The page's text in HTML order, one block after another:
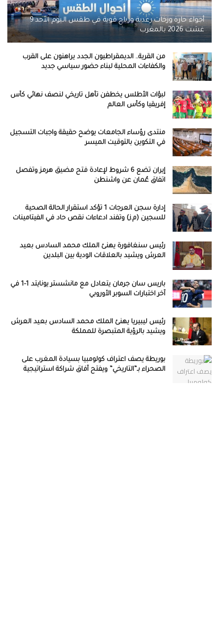
أجواء حارة وزخات رعدية ورياح قوية في طقس اليوم الأحد 9
غشت 2026 بالمغرب
من القرية.. الديمقراطيون الجدد يراهنون على القرب
والكفاءات المحلية لبناء حضور سياسي جديد
لبؤات الأطلس يخطفن تأهل تاريخي لنصف نهائي كأس
إفريقيا وكأس العالم
منتدى رؤساء الجامعات يوضح حقيقة واجبات التسجيل
في التكوين بالتوقيت الميسر
إيران تضع 6 شروط لإعادة فتح مضيق هرمز وتفصل
اتفاق عُمان عن واشنطن
إدارة سجن العرجات 1 تؤكد استقرار الحالة الصحية
للسجين (م.ز) وتفند ادعاءات نقص حاد في الفيتامينات
رئيس سنغافورة يهنئ الملك محمد السادس بعيد
العرش ويشيد بالعلاقات الودية بين البلدين
باريس سان جرمان يتعادل مع مانشستر يونايتد 1-1 في
آخر اختبارات السوبر الأوروبي
رئيس ليبيريا يهنئ الملك محمد السادس بعيد العرش
ويشيد بالرؤية المتبصرة للمملكة
بوريطة يصف اعتراف كولومبيا بسيادة المغرب على
الصحراء بـ”التاريخي” ويفتح آفاق شراكة استراتيجية